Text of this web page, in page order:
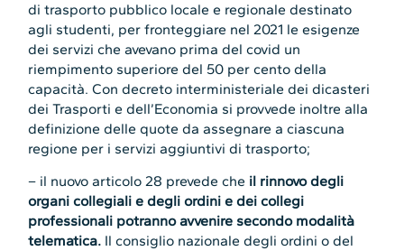
di trasporto pubblico locale e regionale destinato
agli studenti, per fronteggiare nel 2021 le esigenze
dei servizi che avevano prima del covid un
riempimento superiore del 50 per cento della
capacità. Con decreto interministeriale dei dicasteri
dei Trasporti e dell’Economia si provvede inoltre alla
definizione delle quote da assegnare a ciascuna
regione per i servizi aggiuntivi di trasporto;
– il nuovo articolo 28 prevede che il rinnovo degli
organi collegiali e degli ordini e dei collegi
professionali potranno avvenire secondo modalità
telematica. Il consiglio nazionale degli ordini o del